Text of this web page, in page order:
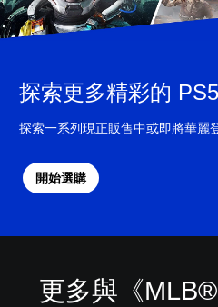
探索更多精彩的
探索一系列現正販售中或即將華麗
開始選購
更多與《